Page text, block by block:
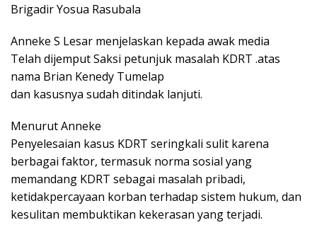
Brigadir Yosua Rasubala
Anneke S Lesar menjelaskan kepada awak media
Telah dijemput Saksi petunjuk masalah KDRT .atas
nama Brian Kenedy Tumelap
dan kasusnya sudah ditindak lanjuti.
Menurut Anneke
Penyelesaian kasus KDRT seringkali sulit karena
berbagai faktor, termasuk norma sosial yang
memandang KDRT sebagai masalah pribadi,
ketidakpercayaan korban terhadap sistem hukum, dan
kesulitan membuktikan kekerasan yang terjadi.